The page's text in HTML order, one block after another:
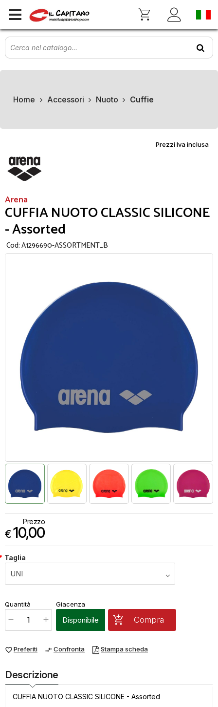
Home Accessori Nuoto Cuffie
Prezzi Iva inclusa
Arena
CUFFIA NUOTO CLASSIC SILICONE
- Assorted
Cod:A1296690-ASSORTMENT_B
Prezzo
€10,00
Taglia
x1 Prezzo finale:€10,00
Quantità Giacenza
Disponibile Compra
favorite_borderPreferiti compare_arrowsConfronta Stampa scheda
Descrizione
CUFFIA NUOTO CLASSIC SILICONE - Assorted